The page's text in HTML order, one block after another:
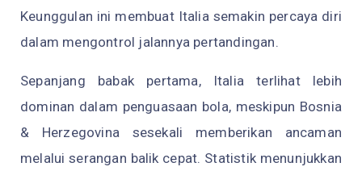
Keunggulan ini membuat Italia semakin percaya diri
dalam mengontrol jalannya pertandingan.
Sepanjang babak pertama, Italia terlihat lebih
dominan dalam penguasaan bola, meskipun Bosnia
& Herzegovina sesekali memberikan ancaman
melalui serangan balik cepat. Statistik menunjukkan